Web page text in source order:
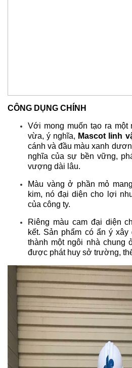
CÔNG DỤNG CHÍNH
Với mong muốn tạo ra một
vừa, ý nghĩa, Mascot linh
cánh và đầu màu xanh
nghĩa của sự bền vững,
vượng dài lâu.
Màu vàng ở phần mỏ
kim, nó đại diện cho lợi
của công ty.
Riêng màu cam đại diện
kết. Sản phẩm có ẩn ý
thành một ngôi nhà chung
được phát huy sở trường,